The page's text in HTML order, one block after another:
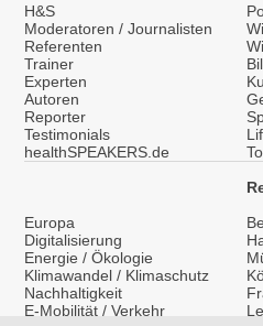
H&S
Moderatoren / Journalisten
Referenten
Trainer
Experten
Autoren
Reporter
Testimonials
healthSPEAKERS.de
Europa
Digitalisierung
Energie / Ökologie
Klimawandel / Klimaschutz
Nachhaltigkeit
E-Mobilität / Verkehr